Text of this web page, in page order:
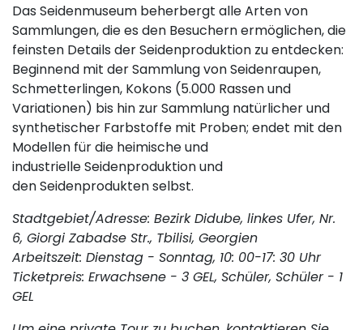
Das Seidenmuseum beherbergt alle Arten von
Sammlungen, die es den Besuchern ermöglichen, die
feinsten Details der Seidenproduktion zu entdecken:
Beginnend mit der Sammlung von Seidenraupen,
Schmetterlingen, Kokons (5.000 Rassen und
Variationen) bis hin zur Sammlung natürlicher und
synthetischer Farbstoffe mit Proben; endet mit den
Modellen für die heimische und
industrielle Seidenproduktion und
den Seidenprodukten selbst.
Stadtgebiet/Adresse: Bezirk Didube, linkes Ufer, Nr.
6, Giorgi Zabadse Str., Tbilisi, Georgien
Arbeitszeit: Dienstag - Sonntag, 10: 00-17: 30 Uhr
Ticketpreis: Erwachsene - 3 GEL, Schüler, Schüler - 1
GEL